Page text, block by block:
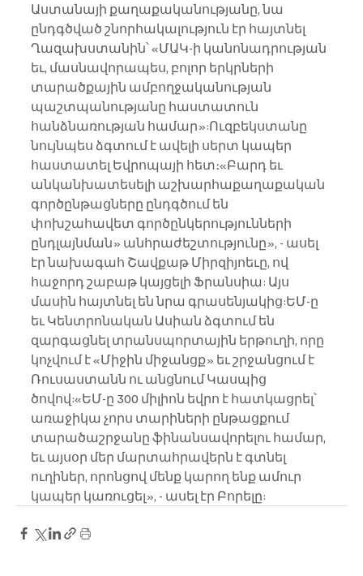
Աստանայի քաղաքականությանը, նա
ընդգծված շնորհակալություն էր հայտնել
Ղազախստանին՝ «ՄԱԿ-ի կանոնադրության
եւ, մասնավորապես, բոլոր երկրների
տարածքային ամբողջականության
պաշտպանությանը հաստատուն
հանձնառության համար»:Ուզբեկստանը
նույնպես ձգտում է ավելի սերտ կապեր
հաստատել Եվրոպայի հետ։«Բարդ եւ
անկանխատեսելի աշխարհաքաղաքական
գործընթացները ընդգծում են
փոխշահավետ գործընկերությունների
ընդլայնման» անհրաժեշտությունը», - ասել
էր նախագահ Շավքաթ Միրզիյոեւը, ով
հաջորդ շաբաթ կայցելի Ֆրանսիա: Այս
մասին հայտնել են նրա գրասենյակից:ԵՄ-ը
եւ Կենտրոնական Ասիան ձգտում են
զարգացնել տրանսպորտային երթուղի, որը
կոչվում է «Միջին միջանցք» եւ շրջանցում է
Ռուսաստանն ու անցնում Կասպից
ծովով:«ԵՄ-ը 300 միլիոն եվրո է հատկացրել՝
առաջիկա չորս տարիների ընթացքում
տարածաշրջանը ֆինանսավորելու համար,
եւ այսօր մեր մարտահրավերն է գտնել
ուղիներ, որոնցով մենք կարող ենք ամուր
կապեր կառուցել», - ասել էր Բորելը: